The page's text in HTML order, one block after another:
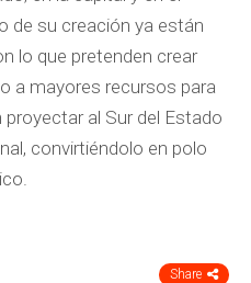
de su creación ya están
lo que pretenden crear
a mayores recursos para
al Sur del Estado
convirtiéndolo en polo
Share